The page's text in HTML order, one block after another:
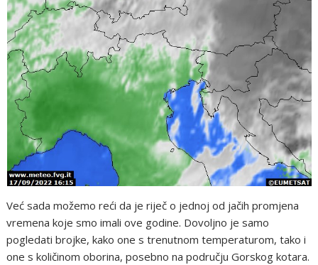
Već sada možemo reći da je riječ o jednoj od jačih promjena
vremena koje smo imali ove godine. Dovoljno je samo
pogledati brojke, kako one s trenutnom temperaturom, tako i
one s količinom oborina, posebno na području Gorskog kotara.